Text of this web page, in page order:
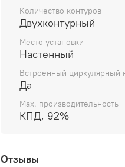
время.
Комфортное
котлом идет
установить в
тщательную
Количество контуров
Двухконтурный
Место установки
Настенный
Встроенный циркулярный
Да
Max. производительность
КПД, 92%
Отзывы